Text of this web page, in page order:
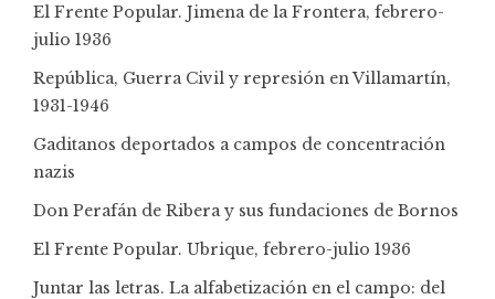
El Frente Popular. Jimena de la Frontera, febrero-
julio 1936
República, Guerra Civil y represión en Villamartín,
1931-1946
Gaditanos deportados a campos de concentración
nazis
Don Perafán de Ribera y sus fundaciones de Bornos
El Frente Popular. Ubrique, febrero-julio 1936
Juntar las letras. La alfabetización en el campo: del